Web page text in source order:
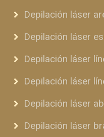
Depilación láser
Depilación láser
Depilación láser
Depilación láser
Depilación láser
Depilación láser